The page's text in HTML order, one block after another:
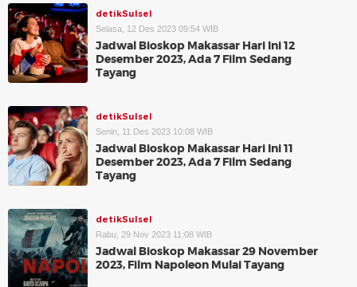
detikSulsel
Selasa, 12 Des 2023 09:54 WIB
Jadwal Bioskop Makassar Hari Ini 12
Desember 2023, Ada 7 Film Sedang
Tayang
detikSulsel
Senin, 11 Des 2023 10:08 WIB
Jadwal Bioskop Makassar Hari Ini 11
Desember 2023, Ada 7 Film Sedang
Tayang
detikSulsel
Rabu, 29 Nov 2023 11:08 WIB
Jadwal Bioskop Makassar 29 November
2023, Film Napoleon Mulai Tayang